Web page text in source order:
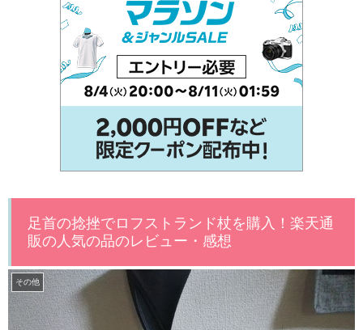
足首の捻挫でロフストランド杖を購入！楽天通
販の人気の品のレビュー・感想
その他